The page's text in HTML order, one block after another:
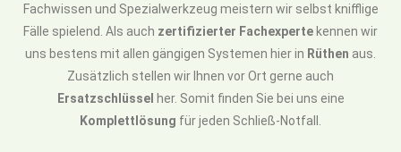
Fachwissen und Spezialwerkzeug meistern wir selbst knifflige
Fälle spielend. Als auch zertifizierter Fachexperte kennen wir
uns bestens mit allen gängigen Systemen hier in Rüthen aus.
Zusätzlich stellen wir Ihnen vor Ort gerne auch
Ersatzschlüssel her. Somit finden Sie bei uns eine
Komplettlösung für jeden Schließ-Notfall.